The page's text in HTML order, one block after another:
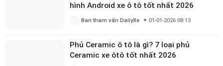
hình Android xe ô tô tốt nhất 2026
Ban tham vấn DailyXe 01-01-2026 08:13
Phủ Ceramic ô tô là gì? 7 loại phủ
Ceramic xe ôtô tốt nhất 2026